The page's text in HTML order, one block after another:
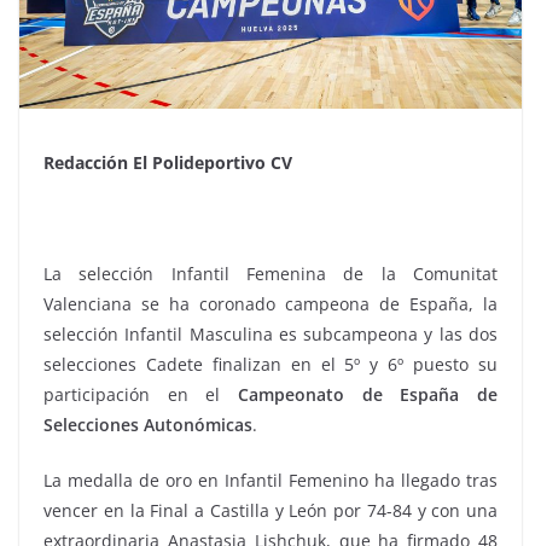
Redacción El Polideportivo CV
La selección Infantil Femenina de la Comunitat
Valenciana se ha coronado campeona de España, la
selección Infantil Masculina es subcampeona y las dos
selecciones Cadete finalizan en el 5º y 6º puesto su
participación en el Campeonato de España de
Selecciones Autonómicas.
La medalla de oro en Infantil Femenino ha llegado tras
vencer en la Final a Castilla y León por 74-84 y con una
extraordinaria Anastasia Lishchuk, que ha firmado 48